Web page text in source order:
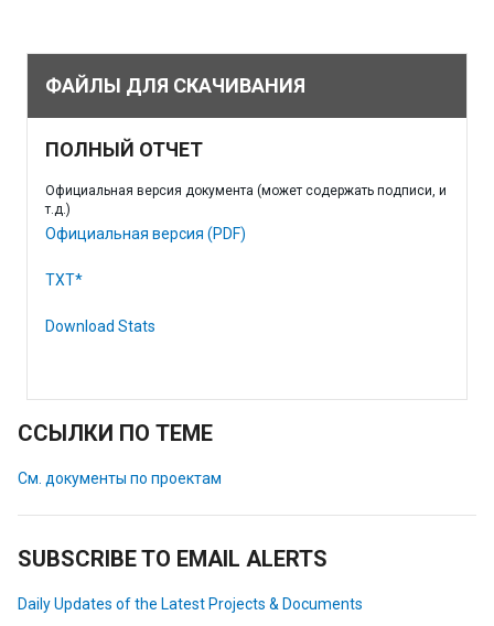
ФАЙЛЫ ДЛЯ СКАЧИВАНИЯ
ПОЛНЫЙ ОТЧЕТ
Официальная версия документа (может содержать подписи, и
т.д.)
Официальная версия (PDF)
TXT*
Download Stats
ССЫЛКИ ПО ТЕМЕ
См. документы по проектам
SUBSCRIBE TO EMAIL ALERTS
Daily Updates of the Latest Projects & Documents